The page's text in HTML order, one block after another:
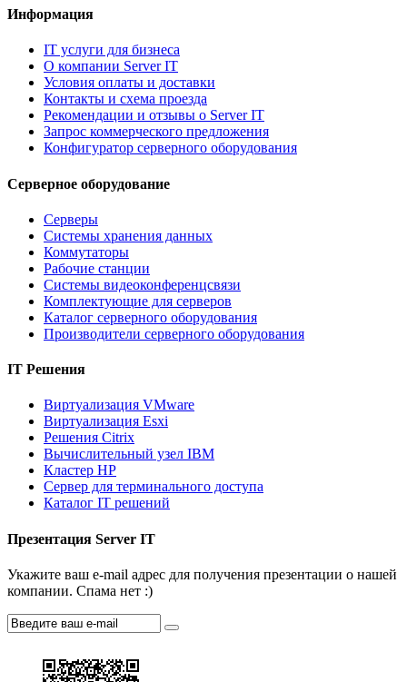
Информация
IT услуги для бизнеса
О компании Server IT
Условия оплаты и доставки
Контакты и схема проезда
Рекомендации и отзывы о Server IT
Запрос коммерческого предложения
Конфигуратор серверного оборудования
Серверное оборудование
Серверы
Системы хранения данных
Коммутаторы
Рабочие станции
Системы видеоконференцсвязи
Комплектующие для серверов
Каталог серверного оборудования
Производители серверного оборудования
IT Решения
Виртуализация VMware
Виртуализация Esxi
Решения Citrix
Вычислительный узел IBM
Кластер HP
Сервер для терминального доступа
Каталог IT решений
Презентация Server IT
Укажите ваш e-mail адрес для получения презентации о нашей
компании. Спама нет :)